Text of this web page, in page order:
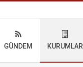
GÜNDEM KURUMLAR